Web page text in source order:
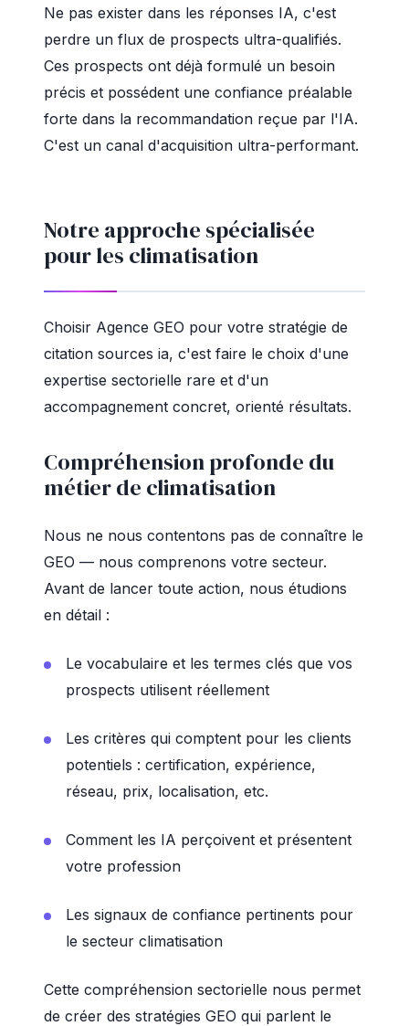
Ne pas exister dans les réponses IA, c'est
perdre un flux de prospects ultra-qualifiés.
Ces prospects ont déjà formulé un besoin
précis et possédent une confiance préalable
forte dans la recommandation reçue par l'IA.
C'est un canal d'acquisition ultra-performant.
Notre approche spécialisée
pour les climatisation
Choisir Agence GEO pour votre stratégie de
citation sources ia, c'est faire le choix d'une
expertise sectorielle rare et d'un
accompagnement concret, orienté résultats.
Compréhension profonde du
métier de climatisation
Nous ne nous contentons pas de connaître le
GEO — nous comprenons votre secteur.
Avant de lancer toute action, nous étudions
en détail :
Le vocabulaire et les termes clés que vos
prospects utilisent réellement
Les critères qui comptent pour les clients
potentiels : certification, expérience,
réseau, prix, localisation, etc.
Comment les IA perçoivent et présentent
votre profession
Les signaux de confiance pertinents pour
le secteur climatisation
Cette compréhension sectorielle nous permet
de créer des stratégies GEO qui parlent le